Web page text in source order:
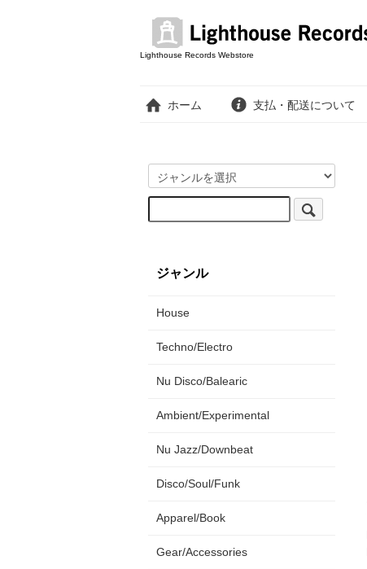
Lighthouse Records Webstore
ホーム 支払・配送について
ジャンル
House
Techno/Electro
Nu Disco/Balearic
Ambient/Experimental
Nu Jazz/Downbeat
Disco/Soul/Funk
Apparel/Book
Gear/Accessories